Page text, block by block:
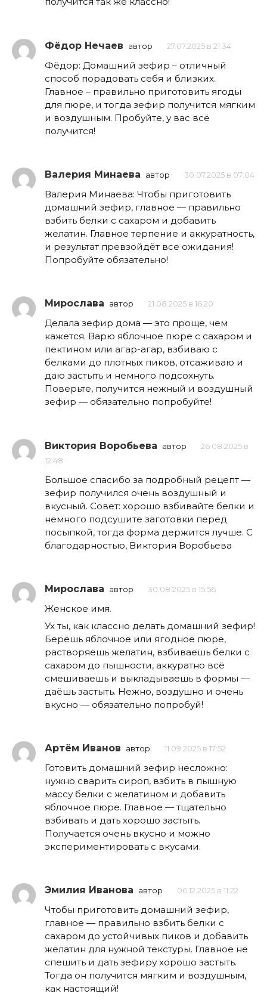
Фёдор Нечаев автор 27.07.2025 в 21:34
Фёдор: Домашний зефир – отличный
способ порадовать себя и близких.
Главное – правильно приготовить ягоды
для пюре, и тогда зефир получится мягким
и воздушным. Пробуйте, у вас всё
получится!
Валерия Минаева автор 30.07.2025 в 07:04
Валерия Минаева: Чтобы приготовить
домашний зефир, главное — правильно
взбить белки с сахаром и добавить
желатин. Главное терпение и аккуратность,
и результат превзойдёт все ожидания!
Попробуйте обязательно!
Мирослава автор 21.08.2025 в 16:20
Делала зефир дома — это проще, чем
кажется. Варю яблочное пюре с сахаром и
пектином или агар-агар, взбиваю с
белками до плотных пиков, отсаживаю и
даю застыть и немного подсохнуть.
Поверьте, получится нежный и воздушный
зефир — обязательно попробуйте!
Виктория Воробьева автор
26.08.2025 в
12:48
Большое спасибо за подробный рецепт —
зефир получился очень воздушный и
вкусный. Совет: хорошо взбивайте белки и
немного подсушите заготовки перед
посыпкой, тогда форма держится лучше. С
благодарностью, Виктория Воробьева
Мирослава автор 30.08.2025 в 15:56
Женское имя.
Ух ты, как классно делать домашний зефир!
Берёшь яблочное или ягодное пюре,
растворяешь желатин, взбиваешь белки с
сахаром до пышности, аккуратно всё
смешиваешь и выкладываешь в формы —
даёшь застыть. Нежно, воздушно и очень
вкусно — обязательно попробуй!
Артём Иванов автор 11.09.2025 в 17:52
Готовить домашний зефир несложно:
нужно сварить сироп, взбить в пышную
массу белки с желатином и добавить
яблочное пюре. Главное — тщательно
взбивать и дать хорошо застыть.
Получается очень вкусно и можно
экспериментировать с вкусами.
Эмилия Иванова автор 06.12.2025 в 11:22
Чтобы приготовить домашний зефир,
главное — правильно взбить белки с
сахаром до устойчивых пиков и добавить
желатин для нужной текстуры. Главное не
спешить и дать зефиру хорошо застыть.
Тогда он получится мягким и воздушным,
как настоящий!